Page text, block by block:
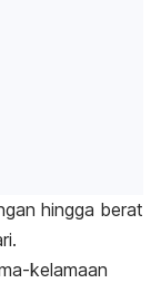
hingga berat
kelamaan